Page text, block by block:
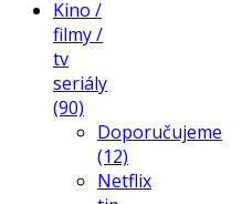
Kino /
filmy /
tv
seriály
(90)
Doporučujeme
(12)
Netflix